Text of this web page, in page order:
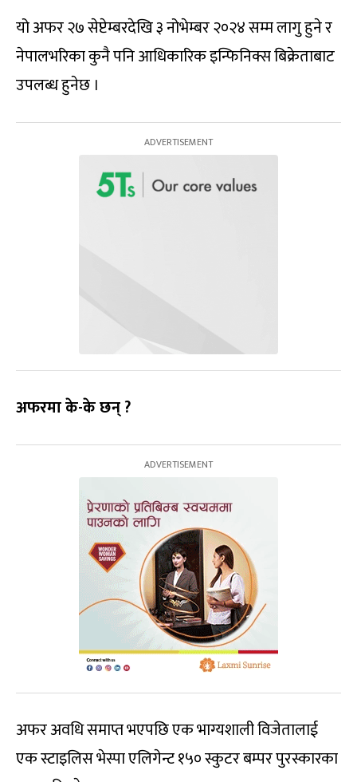
यो अफर २७ सेप्टेम्बरदेखि ३ नोभेम्बर २०२४ सम्म लागु हुने र
नेपालभरिका कुनै पनि आधिकारिक इन्फिनिक्स बिक्रेताबाट
उपलब्ध हुनेछ ।
अफरमा के-के छन् ?
अफर अवधि समाप्त भएपछि एक भाग्यशाली विजेतालाई
एक स्टाइलिस भेस्पा एलिगेन्ट १५० स्कुटर बम्पर पुरस्कारका